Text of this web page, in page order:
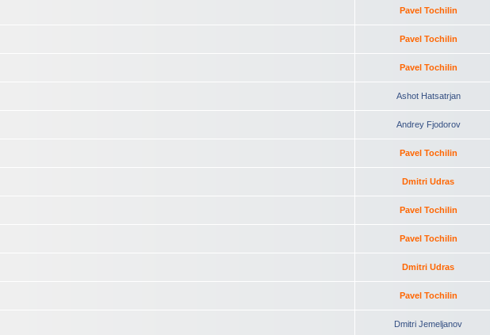
Pavel Tochilin
Pavel Tochilin
Pavel Tochilin
Ashot Hatsatrjan
Andrey Fjodorov
Pavel Tochilin
Dmitri Udras
Pavel Tochilin
Pavel Tochilin
Dmitri Udras
Pavel Tochilin
Dmitri Jemeljanov